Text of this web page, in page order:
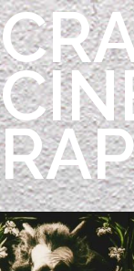
Aller au contenu